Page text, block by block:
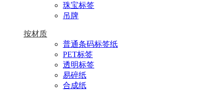
珠宝标签
吊牌
按材质
普通条码标签纸
PET标签
透明标签
易碎纸
合成纸